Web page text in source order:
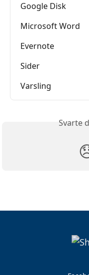
Google Disk
Microsoft Word
Evernote
Sider
Varsling
Svarte